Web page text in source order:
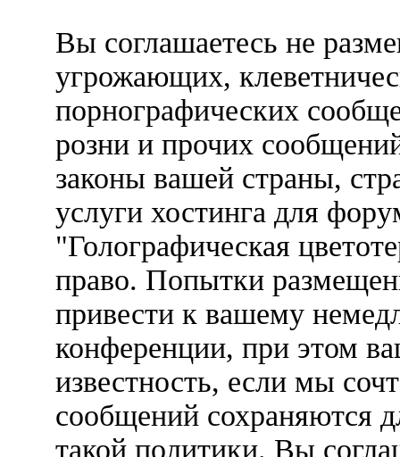
Вы соглашаетесь не
угрожающих,
порнографических
розни и прочих
законы вашей страны,
услуги хостинга для
"Голографическая
право. Попытки
привести к вашему
конференции, при этом
известность, если мы
сообщений сохраняются
такой политики. Вы